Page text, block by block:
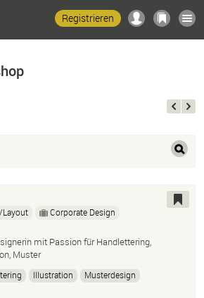
Registrieren
Corporate Design
mit Passion für Handlettering,
Muster
Illustration
Musterdesign